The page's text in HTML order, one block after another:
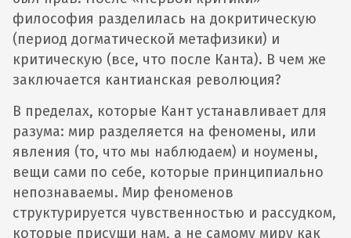
философия разделилась на докритическую
(период догматической метафизики) и
критическую (все, что после Канта). В чем же
заключается кантианская революция?
В пределах, которые Кант устанавливает для
разума: мир разделяется на феномены, или
явления (то, что мы наблюдаем) и ноумены,
вещи сами по себе, которые принципиально
непознаваемы. Мир феноменов
структурируется чувственностью и рассудком,
которые присущи нам, а не самому миру как